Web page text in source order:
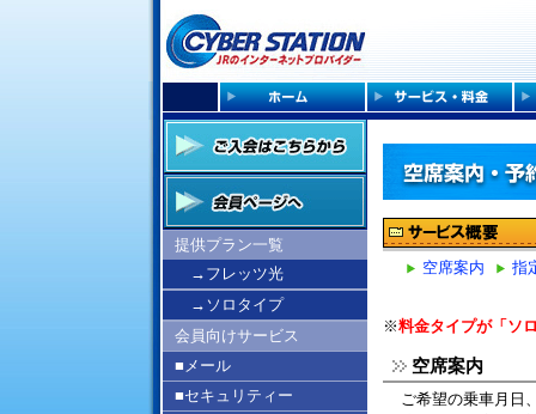
提供プラン一覧
→フレッツ光
→ソロタイプ
会員向けサービス
■メール
■セキュリティー
空席案内 指
※料金タイプが「ソ
空席案内
ご希望の乗車月日